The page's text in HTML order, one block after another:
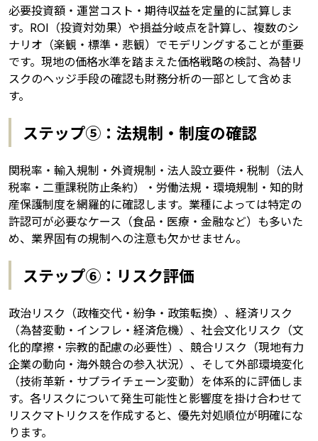
必要投資額・運営コスト・期待収益を定量的に試算しま
す。ROI（投資対効果）や損益分岐点を計算し、複数のシ
ナリオ（楽観・標準・悲観）でモデリングすることが重要
です。現地の価格水準を踏まえた価格戦略の検討、為替リ
スクのヘッジ手段の確認も財務分析の一部として含めま
す。
ステップ⑤：法規制・制度の確認
関税率・輸入規制・外資規制・法人設立要件・税制（法人
税率・二重課税防止条約）・労働法規・環境規制・知的財
産保護制度を網羅的に確認します。業種によっては特定の
許認可が必要なケース（食品・医療・金融など）も多いた
め、業界固有の規制への注意も欠かせません。
ステップ⑥：リスク評価
政治リスク（政権交代・紛争・政策転換）、経済リスク
（為替変動・インフレ・経済危機）、社会文化リスク（文
化的摩擦・宗教的配慮の必要性）、競合リスク（現地有力
企業の動向・海外競合の参入状況）、そして外部環境変化
（技術革新・サプライチェーン変動）を体系的に評価しま
す。各リスクについて発生可能性と影響度を掛け合わせて
リスクマトリクスを作成すると、優先対処順位が明確にな
ります。